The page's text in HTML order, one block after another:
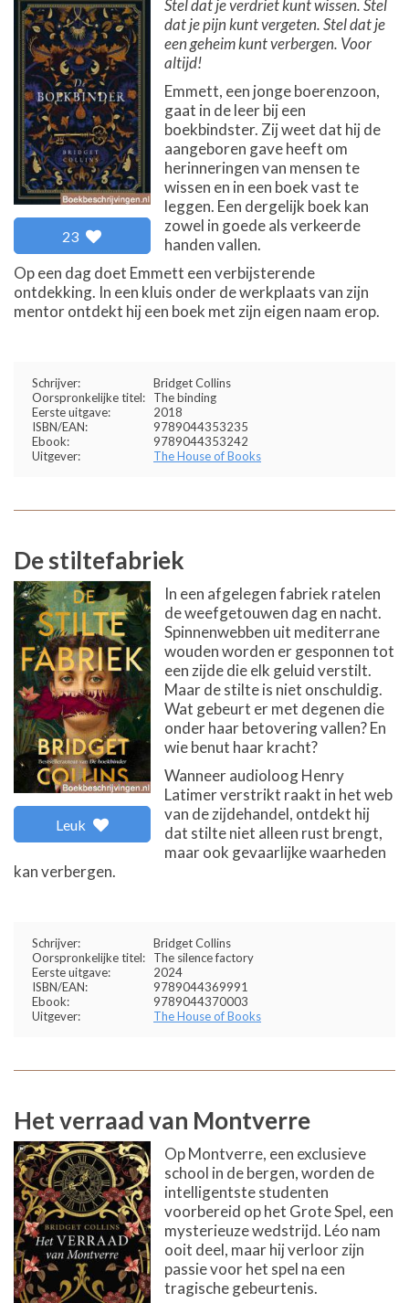
23
Stel dat je verdriet kunt wissen. Stel
dat je pijn kunt vergeten. Stel dat je
een geheim kunt verbergen. Voor
altijd!
Emmett, een jonge boerenzoon,
gaat in de leer bij een
boekbindster. Zij weet dat hij de
aangeboren gave heeft om
herinneringen van mensen te
wissen en in een boek vast te
leggen. Een dergelijk boek kan
zowel in goede als verkeerde
handen vallen.
Op een dag doet Emmett een verbijsterende
ontdekking. In een kluis onder de werkplaats van zijn
mentor ontdekt hij een boek met zijn eigen naam erop.
Schrijver:
Bridget Collins
Oorspronkelijke titel:
The binding
Eerste uitgave:
2018
ISBN/EAN:
9789044353235
Ebook:
9789044353242
Uitgever:
The House of Books
De stiltefabriek
Leuk
In een afgelegen fabriek ratelen
de weefgetouwen dag en nacht.
Spinnenwebben uit mediterrane
wouden worden er gesponnen tot
een zijde die elk geluid verstilt.
Maar de stilte is niet onschuldig.
Wat gebeurt er met degenen die
onder haar betovering vallen? En
wie benut haar kracht?
Wanneer audioloog Henry
Latimer verstrikt raakt in het web
van de zijdehandel, ontdekt hij
dat stilte niet alleen rust brengt,
maar ook gevaarlijke waarheden
kan verbergen.
Schrijver:
Bridget Collins
Oorspronkelijke titel:
The silence factory
Eerste uitgave:
2024
ISBN/EAN:
9789044369991
Ebook:
9789044370003
Uitgever:
The House of Books
Het verraad van Montverre
Op Montverre, een exclusieve
school in de bergen, worden de
intelligentste studenten
voorbereid op het Grote Spel, een
mysterieuze wedstrijd. Léo nam
ooit deel, maar hij verloor zijn
passie voor het spel na een
tragische gebeurtenis.